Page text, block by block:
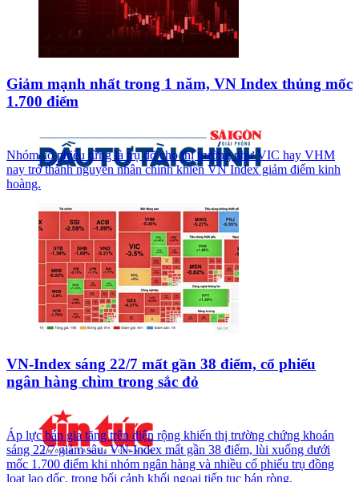
Giảm mạnh nhất trong 1 năm, VN Index thủng mốc
1.700 điểm
Nhóm cổ phiếu từng là trụ đỡ cho thị trường như VIC hay VHM
nay trở thành nguyên nhân chính khiến VN Index giảm điểm kinh
hoàng.
VN-Index sáng 22/7 mất gần 38 điểm, cổ phiếu
ngân hàng chìm trong sắc đỏ
Áp lực bán gia tăng trên diện rộng khiến thị trường chứng khoán
sáng 22/7 giảm sâu. VN-Index mất gần 38 điểm, lùi xuống dưới
mốc 1.700 điểm khi nhóm ngân hàng và nhiều cổ phiếu trụ đồng
loạt lao dốc, trong bối cảnh khối ngoại tiếp tục bán ròng.